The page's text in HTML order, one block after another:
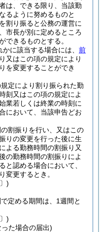
は、できる限り、当該勤
るように努めるものと
割り振ると公務の運営に
市長が別に定めるところ
できるものとする。
かに該当する場合には、 前
又はこの項の規定により
を変更することができ
定により割り振られた勤
刻又はこの項の規定によ
業若しくは終業の時刻に
において、当該申告どお
割振りを行い、又はこの
りの変更を行った後に生
よる勤務時間の割振り又
の勤務時間の割振りによ
と認める場合において、
変更するとき。
)
定める期間は、1週間と
)
た場合の届出)